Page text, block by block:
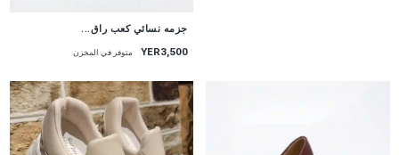
جزمه نسائي كعب راق...
YER3,500 متوفر في المخزن